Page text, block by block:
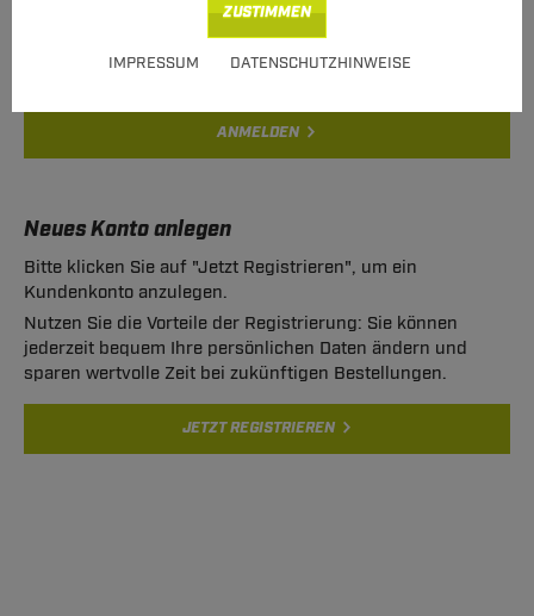
IMPRESSUM DATENSCHUTZHINWEISE
ZUSTIMMEN
angemeldet bleiben
ANMELDEN
Neues Konto anlegen
Bitte klicken Sie auf "Jetzt Registrieren", um ein
Kundenkonto anzulegen.
Nutzen Sie die Vorteile der Registrierung: Sie können
jederzeit bequem Ihre persönlichen Daten ändern und
sparen wertvolle Zeit bei zukünftigen Bestellungen.
JETZT REGISTRIEREN